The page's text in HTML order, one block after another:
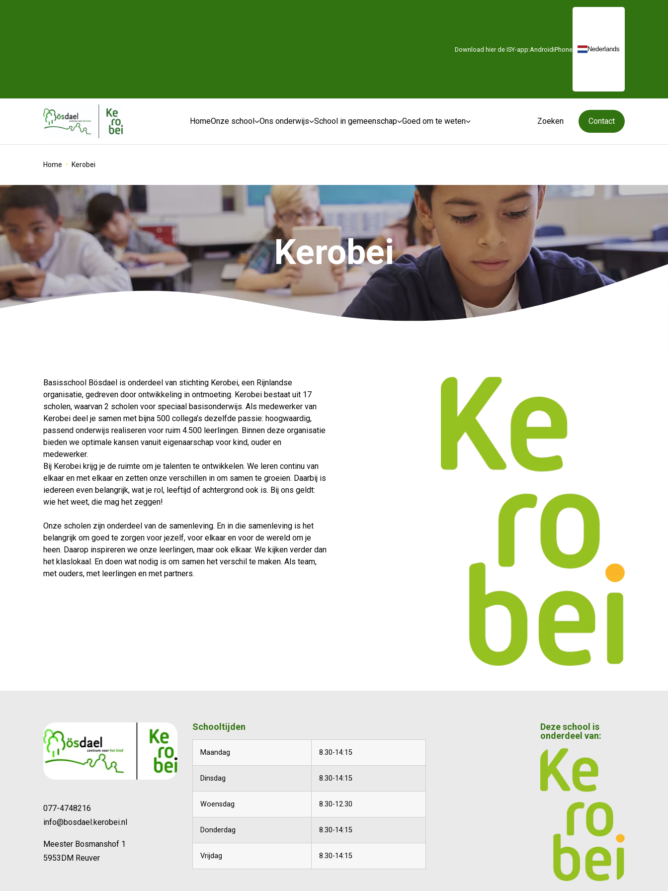
Download hier de ISY-app:AndroidiPhone Nederlands
HomeOnze school Ons onderwijs School in gemeenschap Goed om te weten Zoeken
Zoeken Contact
Home Kerobei
Kerobei
Basisschool Bösdael is onderdeel van stichting Kerobei, een Rijnlandse
organisatie, gedreven door ontwikkeling in ontmoeting. Kerobei bestaat uit 17
scholen, waarvan 2 scholen voor speciaal basisonderwijs. Als medewerker van
Kerobei deel je samen met bijna 500 collega’s dezelfde passie: hoogwaardig,
passend onderwijs realiseren voor ruim 4.500 leerlingen. Binnen deze organisatie
bieden we optimale kansen vanuit eigenaarschap voor kind, ouder en
medewerker.
Bij Kerobei krijg je de ruimte om je talenten te ontwikkelen. We leren continu van
elkaar en met elkaar en zetten onze verschillen in om samen te groeien. Daarbij is
iedereen even belangrijk, wat je rol, leeftijd of achtergrond ook is. Bij ons geldt:
wie het weet, die mag het zeggen!
Onze scholen zijn onderdeel van de samenleving. En in die samenleving is het
belangrijk om goed te zorgen voor jezelf, voor elkaar en voor de wereld om je
heen. Daarop inspireren we onze leerlingen, maar ook elkaar. We kijken verder dan
het klaslokaal. En doen wat nodig is om samen het verschil te maken. Als team,
met ouders, met leerlingen en met partners.
077-4748216
info@bosdael.kerobei.nl
Meester Bosmanshof 1
5953DM Reuver
Schooltijden
Maandag 8.30-14:15
Dinsdag 8.30-14:15
Woensdag 8.30-12.30
Donderdag 8.30-14:15
Vrijdag 8.30-14:15
Deze school is
onderdeel van: